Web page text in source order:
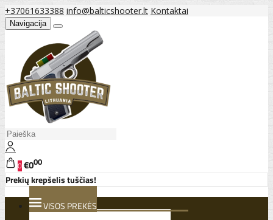
+37061633388 info@balticshooter.lt Kontaktai
Navigacija
0€000
Prekių krepšelis tuščias!
VISOS PREKĖS